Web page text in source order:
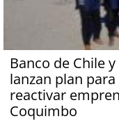
Banco de Chile
lanzan plan
reactivar
Coquimbo